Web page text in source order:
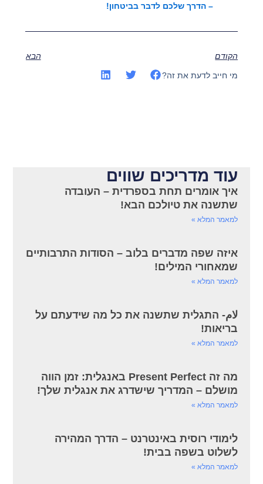
– הדרך שלכם לדבר בביטחון!
הקודם הבא
מי חייב לדעת את זה?
עוד מדריכים שווים
איך אומרים תחת בספרדית – העובדה
שתשנה את טיולכם הבא!
למאמר המלא »
איזה שפה מדברים בלוב – הסודות התרבותיים
שמאחורי המילים!
למאמר המלא »
لام- התגלית שתשנה את כל מה שידעתם על
בריאות!
למאמר המלא »
מה זה Present Perfect באנגלית: זמן הווה
מושלם – המדריך שישדרג את אנגלית שלך!
למאמר המלא »
לימודי רוסית באינטרנט – הדרך המהירה
לשלוט בשפה בבית!
למאמר המלא »